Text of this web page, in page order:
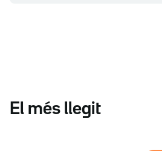
El més llegit